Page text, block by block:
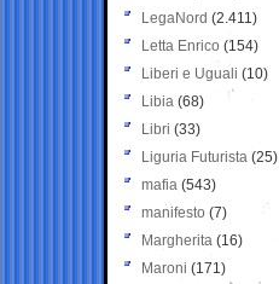
LegaNord (2.411)
Letta Enrico (154)
Liberi e Uguali (10)
Libia (68)
Libri (33)
Liguria Futurista (25)
mafia (543)
manifesto (7)
Margherita (16)
Maroni (171)